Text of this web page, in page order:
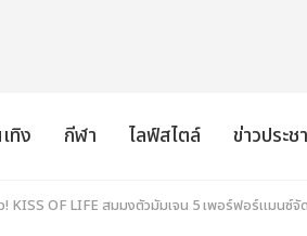
ทิง กีฬา ไลฟ์สไตล์ ข่าวประ
KISS OF LIFE สมมงตัวมัมเจน 5 เพอร์ฟอร์แมนซ์จั